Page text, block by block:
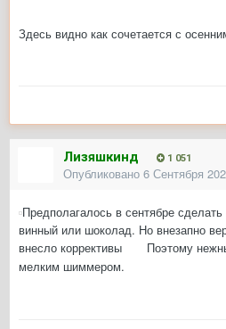
Здесь видно как сочетается с
Лизяшкинд 1 051
Опубликовано 6 Сентября
Предполагалось в сентябре
винный или шоколад. Но внезапно
внесло коррективы
Поэтому
мелким шиммером.